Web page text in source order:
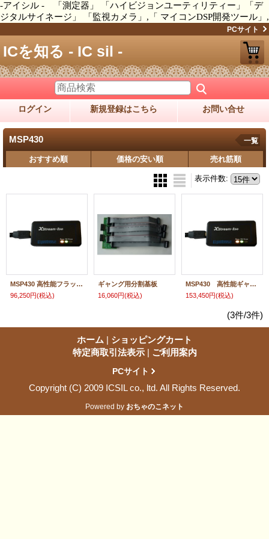
-アイシル - 「測定器」 「ハイビジョンユーティリティー」「デ
ジタルサイネージ」 「監視カメラ」,「 マイコンDSP開発ツール」,
PCサイト
ICを知る - IC sil -
ログイン 新規登録はこちら お問い合せ
MSP430 一覧
おすすめ順 価格の安い順 売れ筋順
表示件数:
MSP430 高性能フラッシュプログラマ
96,250円(税込)
ギャング用分割基板
16,060円(税込)
MSP430 高性能ギャングプログラマ
153,450円(税込)
(3件/3件)
ホーム | ショッピングカート
特定商取引法表示 | ご利用案内
PCサイト
Copyright (C) 2009 ICSIL co., ltd. All Rights Reserved.
Powered by おちゃのこネット